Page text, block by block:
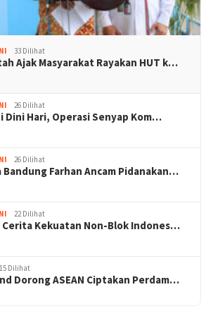
33 Dilihat
Ajak Masyarakat Rayakan HUT k…
26 Dilihat
Dini Hari, Operasi Senyap Kom…
26 Dilihat
Bandung Farhan Ancam Pidanakan…
22 Dilihat
Cerita Kekuatan Non-Blok Indones…
15 Dilihat
Dorong ASEAN Ciptakan Perdam…